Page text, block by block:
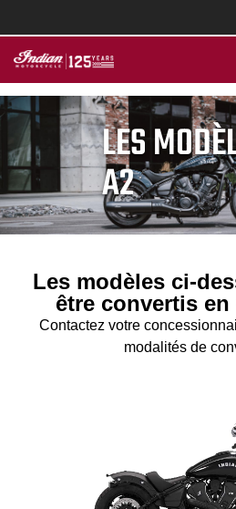
LES
A2
Les modèles ci-
être convertis en
Contactez votre
modalités de